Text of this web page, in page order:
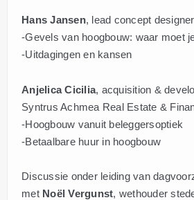
Hans Jansen, lead concept
-Gevels van hoogbouw: waar moet
-Uitdagingen en kansen
Anjelica Cicilia, acquisition &
Syntrus Achmea Real Estate &
-Hoogbouw vanuit beleggersoptiek
-Betaalbare huur in hoogbouw
Discussie onder leiding van
met Noël Vergunst, wethouder